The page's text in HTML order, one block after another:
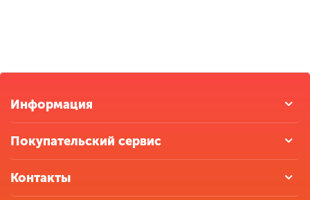
Информация
Покупательский сервис
Контакты